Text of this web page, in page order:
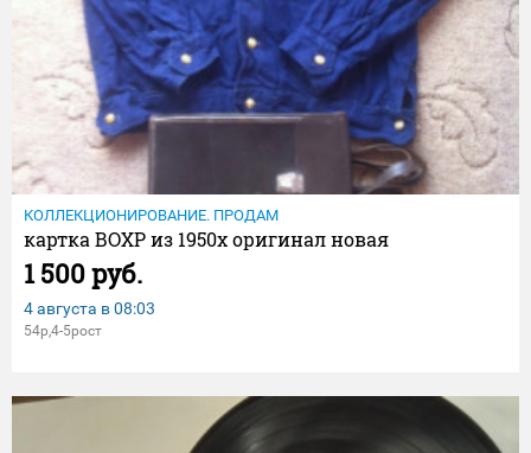
КОЛЛЕКЦИОНИРОВАНИЕ. ПРОДАМ
картка ВОХР из 1950х оригинал новая
1 500 руб.
4 августа в08:03
54р,4-5рост